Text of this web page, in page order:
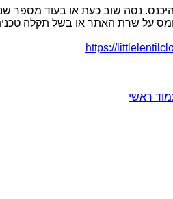
נסה שוב כעת או בעוד מספר
על שרת האתר או בשל תקלה
https://
ראשי